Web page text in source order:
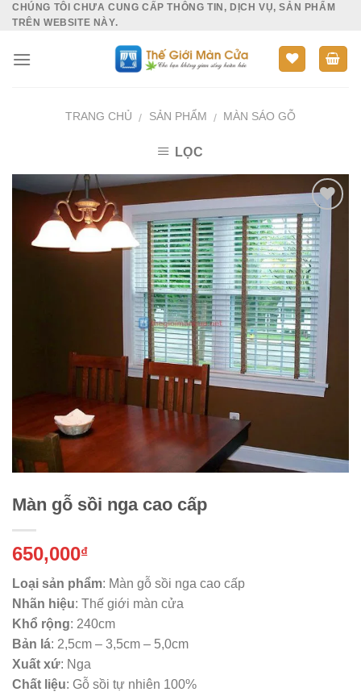
SkipCHÚNG TÔI CHƯA CUNG CẤP THÔNG TIN, DỊCH VỤ, SẢN PHẨM
TRÊN WEBSITE NÀY.
TRANG CHỦ / SẢN PHẨM / MÀN SÁO GỖ
LỌC
Add to
Wishlist
Màn gỗ sồi nga cao cấp
650,000₫
Loại sản phẩm: Màn gỗ sồi nga cao cấp
Nhãn hiệu: Thế giới màn cửa
Khổ rộng: 240cm
Bản lá: 2,5cm – 3,5cm – 5,0cm
Xuất xứ: Nga
Chất liệu: Gỗ sồi tự nhiên 100%